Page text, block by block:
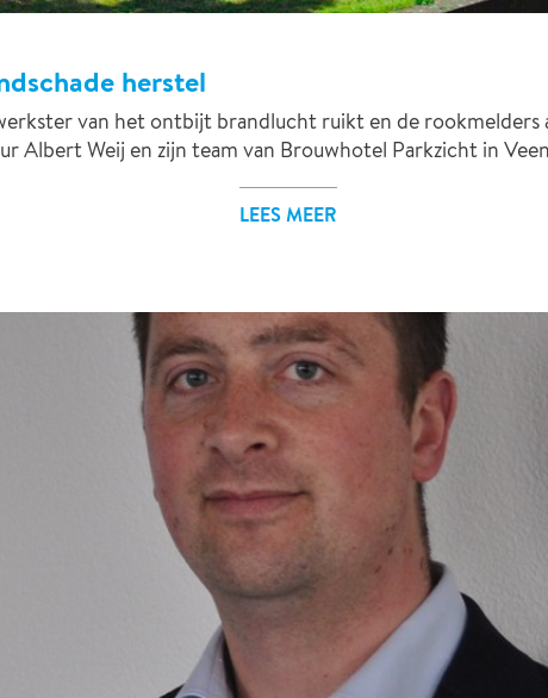
herstel
van het ontbijt brandlucht ruikt en de rookmelders
Albert Weij en zijn team van Brouwhotel Parkzicht in
LEES MEER